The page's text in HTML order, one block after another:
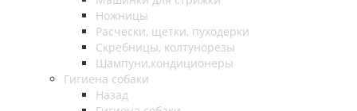
Ножницы
Расчески, щетки, пуходерки
Скребницы, колтунорезы
Шампуни,кондиционеры
Гигиена собаки
Назад